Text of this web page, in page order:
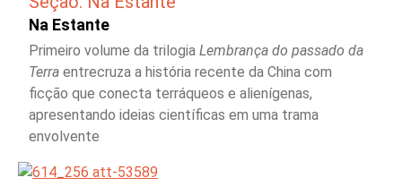
Na Estante
Primeiro volume da trilogia Lembrança do passado da
Terra entrecruza a história recente da China com
ficção que conecta terráqueos e alienígenas,
apresentando ideias científicas em uma trama
envolvente